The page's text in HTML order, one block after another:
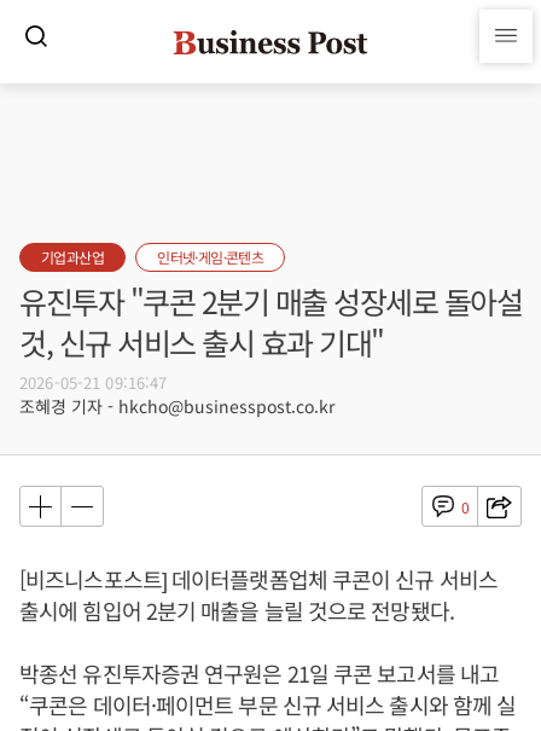
기업과산업 인터넷·게임·콘텐츠
유진투자 "쿠콘 2분기 매출 성장세로 돌아설
것, 신규 서비스 출시 효과 기대"
2026-05-21 09:16:47
조혜경 기자 - hkcho@businesspost.co.kr
0
[비즈니스포스트] 데이터플랫폼업체 쿠콘이 신규 서비스
출시에 힘입어 2분기 매출을 늘릴 것으로 전망됐다.
박종선 유진투자증권 연구원은 21일 쿠콘 보고서를 내고
“쿠콘은 데이터·페이먼트 부문 신규 서비스 출시와 함께 실